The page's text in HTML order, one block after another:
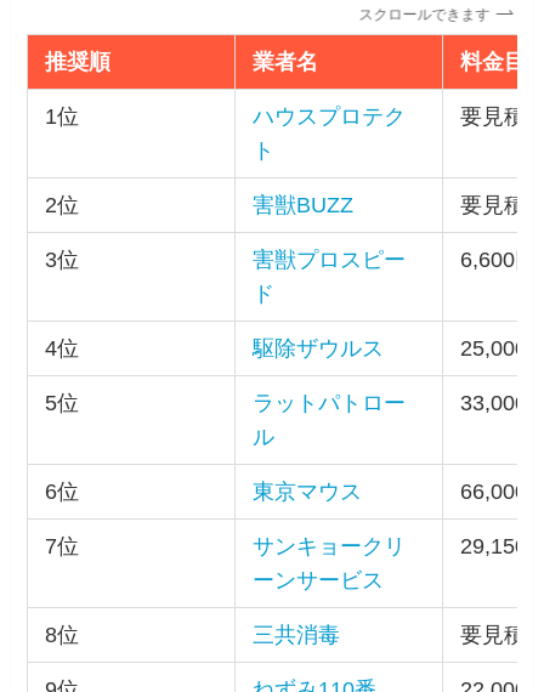
スクロールできます
推奨順 業者名 料金目
1位
ハウスプロテク
ト
要見積
2位 害獣BUZZ 要見積
3位
害獣プロスピー
ド
6,600円
4位 駆除ザウルス 25,000
5位
ラットパトロー
ル
33,000
6位 東京マウス 66,000
7位
サンキョークリ
ーンサービス
29,150
8位 三共消毒 要見積